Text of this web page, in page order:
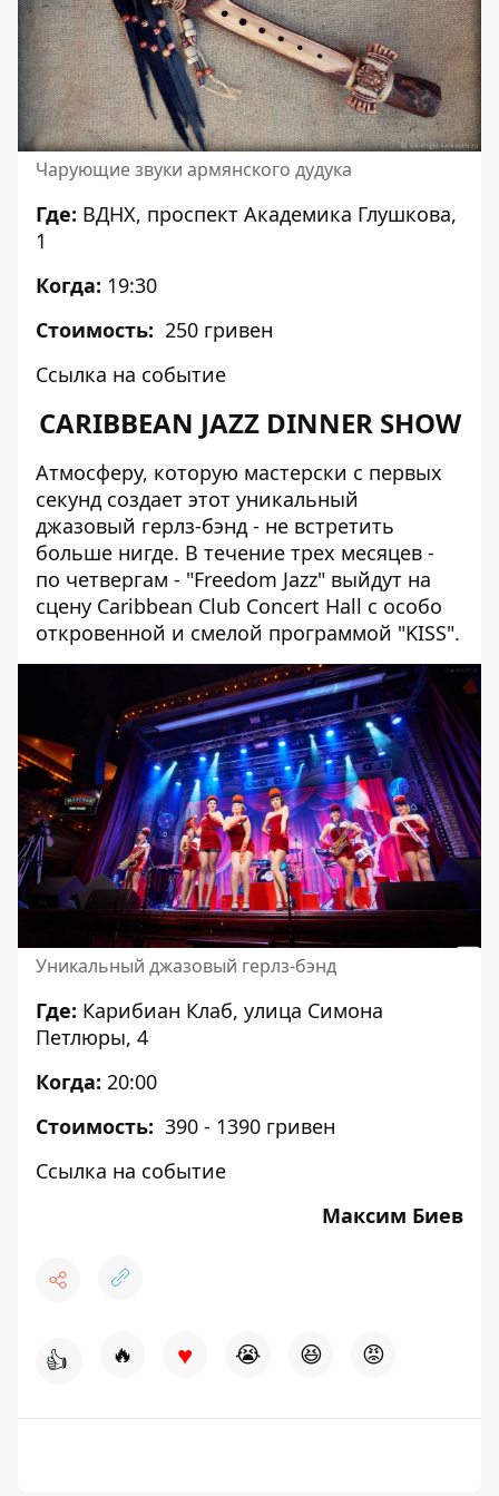
Чарующие звуки армянского дудука
Где: ВДНХ, проспект Академика Глушкова,
1
Когда: 19:30
Стоимость: 250 гривен
Ссылка на событие
CARIBBEAN JAZZ DINNER SHOW
Атмосферу, которую мастерски с первых
секунд создает этот уникальный
джазовый герлз-бэнд - не встретить
больше нигде. В течение трех месяцев -
по четвергам - "Freedom Jazz" выйдут на
сцену Caribbean Club Concert Hall с особо
откровенной и смелой программой "KISS".
Уникальный джазовый герлз-бэнд
Где: Карибиан Клаб, улица Симона
Петлюры, 4
Когда: 20:00
Стоимость: 390 - 1390 гривен
Ссылка на событие
Максим Биев
👍 🔥 ♥ 😭 😆 😡